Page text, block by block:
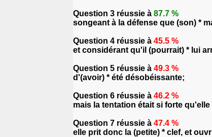
Question 3 réussie à 87.7 %
songeant à la défense que (son) *
Question 4 réussie à 45.5 %
et considérant qu'il (pourrait) * lui
Question 5 réussie à 49.3 %
d'(avoir) * été désobéissante;
Question 6 réussie à 46.2 %
mais la tentation était si forte
Question 7 réussie à 47.4 %
elle prit donc la (petite) * clef, et